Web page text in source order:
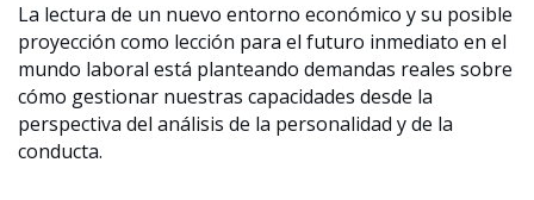
La lectura de un nuevo entorno económico y su posible
proyección como lección para el futuro inmediato en el
mundo laboral está planteando demandas reales sobre
cómo gestionar nuestras capacidades desde la
perspectiva del análisis de la personalidad y de la
conducta.